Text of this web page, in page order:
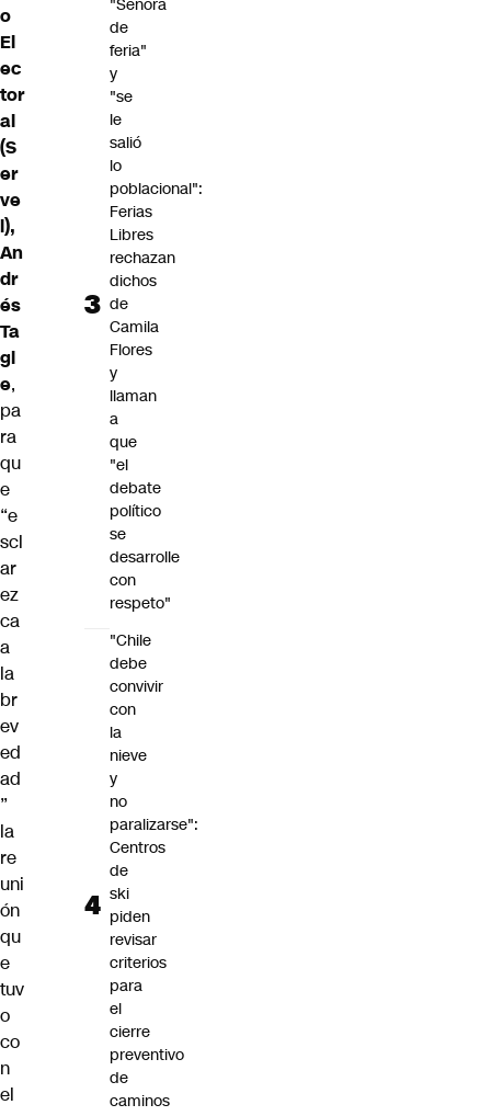
o
El
ec
tor
al
(S
er
ve
l),
An
dr
és
Ta
gl
e,
pa
ra
qu
e
“e
scl
ar
ez
ca
a
la
br
ev
ed
ad
”
la
re
uni
ón
qu
e
tuv
o
co
n
el
"Señora
de
feria"
y
"se
le
salió
lo
poblacional":
Ferias
Libres
rechazan
dichos
de
Camila
Flores
y
llaman
a
que
"el
debate
político
se
desarrolle
con
respeto"
"Chile
debe
convivir
con
la
nieve
y
no
paralizarse":
Centros
de
ski
piden
revisar
criterios
para
el
cierre
preventivo
de
caminos